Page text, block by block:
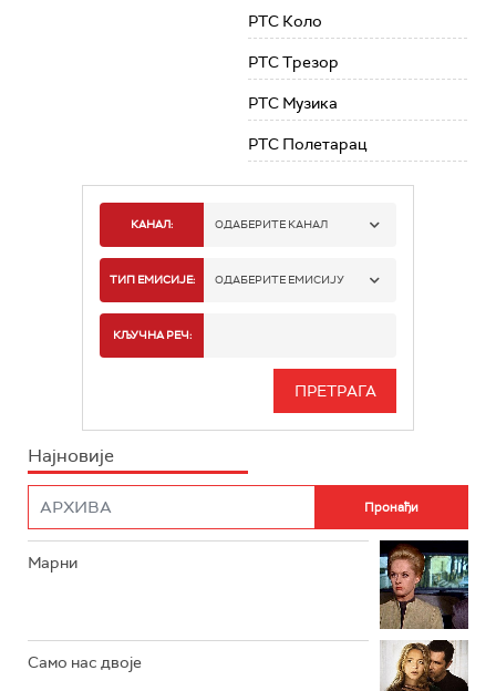
РТС Коло
РТС Трезор
РТС Музика
РТС Полетарац
КАНАЛ: ОДАБЕРИТЕ КАНАЛ
РТС 1
РТС 3
ТИП ЕМИСИЈЕ: ОДАБЕРИТЕ ЕМИСИЈУ
ИНФО
КЉУЧНА РЕЧ:
Најновије
Марни
Само нас двоје